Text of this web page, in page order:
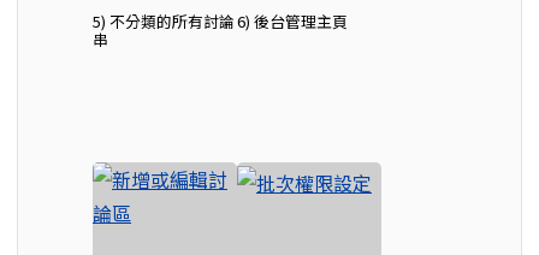
5) 不分類的所有討論
串
6) 後台管理主頁